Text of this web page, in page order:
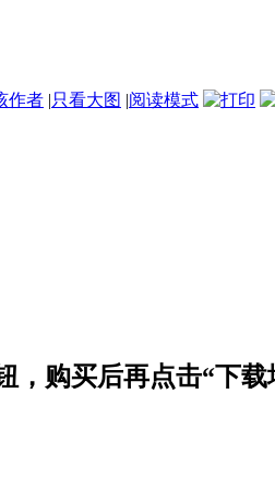
作者 |只看大图 |阅读模式
，购买后再点击“下载